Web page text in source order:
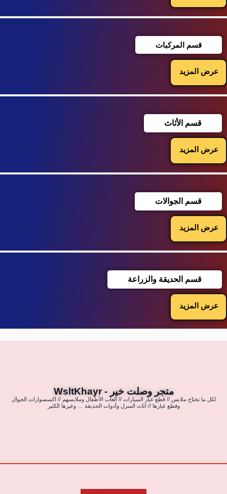
قسم المركبات
عرض المزيد
قسم الأثاث
عرض المزيد
قسم الجوالات
عرض المزيد
قسم الحديقة والزراعة
عرض المزيد
متجر وصلت خير - WsltKhayr
لكل ما تحتاج ملابس // قطع غيار السيارات // العاب الأطفال وملابسهم // اكسسوارات الجوال
وقطع غيارها // اثاث المنزل وأدوات الحديقة … وغيرها الكثير